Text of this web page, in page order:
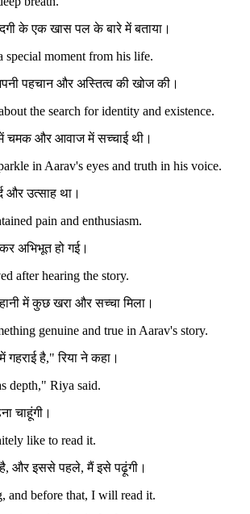
के एक खास पल के बारे में बताया।
special moment from his life.
पहचान और अस्तित्व की खोज की।
the search for identity and existence.
चमक और आवाज में सच्चाई थी।
in Aarav's eyes and truth in his voice.
और उत्साह था।
pain and enthusiasm.
अभिभूत हो गई।
after hearing the story.
में कुछ खरा और सच्चा मिला।
genuine and true in Aarav's story.
गहराई है," रिया ने कहा।
depth," Riya said.
चाहूंगी।
like to read it.
है, और इससे पहले, मैं इसे पढ़ूंगी।
and before that, I will read it.